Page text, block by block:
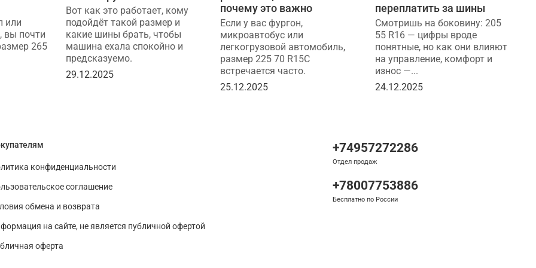
или
вы почти
265
Вот как это работает, кому
подойдёт такой размер и
какие шины брать, чтобы
машина ехала спокойно и
предсказуемо.
29.12.2025
почему это важно
Если у вас фургон,
микроавтобус или
легкогрузовой автомобиль,
размер 225 70 R15C
встречается часто.
25.12.2025
переплатить за шины
Смотришь на боковину: 205
55 R16 — цифры вроде
понятные, но как они влияют
на управление, комфорт и
износ —...
24.12.2025
конфиденциальности
соглашение
обмена и возврата
на сайте, не является публичной офертой
оферта
+74957272286
Отдел продаж
+78007753886
Бесплатно по России